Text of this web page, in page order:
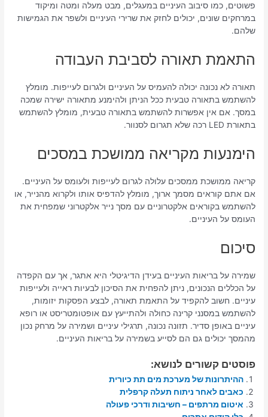
פשוטים, כמו סיבוב העיניים במעגלים, מבט מעלה ומטה ומיקוד
במרחקים שונים, יכולים לחזק את שרירי העיניים ולשפר את הגמישות
שלהם.
התאמת תאורה לסביבת העבודה
תאורה לא נכונה יכולה להעמיס על העיניים ולגרום לעייפות. מומלץ
להשתמש בתאורה טבעית ככל הניתן ולהימנע מתאורה ישירה שמכה
במסך. אם אין אפשרות להשתמש בתאורה טבעית, מומלץ להשתמש
בתאורת LED רכה שלא תגרום לסנוור.
הימנעות מקריאה ממושכת במסכים
קריאה ממושכת ממסכים עלולה לגרום לעייפות ולעומס על העיניים.
אם אתם קוראים מסמך ארוך, מומלץ להדפיס אותו ולקרוא מהנייר, או
להשתמש בקוראים אלקטרוניים עם מסך נייר אלקטרוני שמפחית את
העומס על העיניים.
סיכום
שמירה על בריאות העיניים בעידן הדיגיטלי היא אתגר, אך עם הקפדה
על הכללים הנכונים, ניתן להפחית את הסיכון לבעיות ראייה ולעייפות
עיניים. חשוב להקפיד על התאמת תאורה, לבצע הפסקות יזומות,
להשתמש במסנני קרינה כחולה ולהתייעץ עם אופטומטריסט או רופא
עיניים באופן סדיר. תזונה נכונה, תרגילי עיניים ושמירה על מרחק נכון
מהמסך יכולים גם הם לסייע בשמירה על בריאות העיניים.
פוסטים קשורים לנושא:
ההיתרונות של מערכת מים תת כיורית
כאבים לאחר ניתוח תעלה קרפלית
איטום מרתפים – חשיבות ודרכי פעולה